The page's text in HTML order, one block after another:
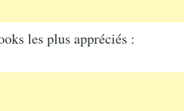
les plus appréciés :